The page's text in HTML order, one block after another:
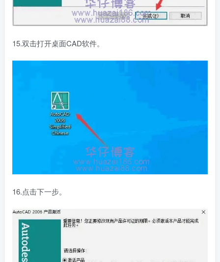
15.双击打开桌面CAD软件。
16.点击下一步。